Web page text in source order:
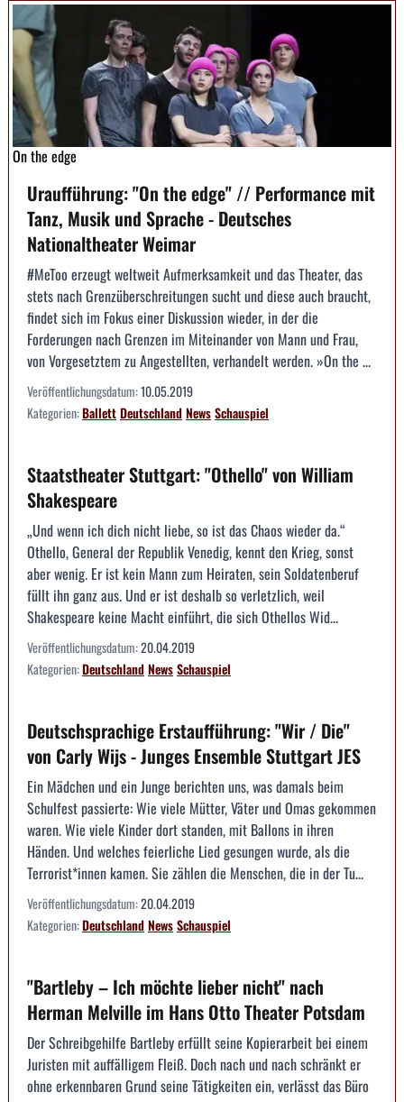
On the edge
Uraufführung: "On the edge" // Performance mit
Tanz, Musik und Sprache - Deutsches
Nationaltheater Weimar
#MeToo erzeugt weltweit Aufmerksamkeit und das Theater, das
stets nach Grenzüberschreitungen sucht und diese auch braucht,
findet sich im Fokus einer Diskussion wieder, in der die
Forderungen nach Grenzen im Miteinander von Mann und Frau,
von Vorgesetztem zu Angestellten, verhandelt werden. »On the ...
Veröffentlichungsdatum:10.05.2019
Kategorien:BallettDeutschlandNewsSchauspiel
Staatstheater Stuttgart: "Othello" von William
Shakespeare
„Und wenn ich dich nicht liebe, so ist das Chaos wieder da.“
Othello, General der Republik Venedig, kennt den Krieg, sonst
aber wenig. Er ist kein Mann zum Heiraten, sein Soldatenberuf
füllt ihn ganz aus. Und er ist deshalb so verletzlich, weil
Shakespeare keine Macht einführt, die sich Othellos Wid...
Veröffentlichungsdatum:20.04.2019
Kategorien:DeutschlandNewsSchauspiel
Deutschsprachige Erstaufführung: "Wir / Die"
von Carly Wijs - Junges Ensemble Stuttgart JES
Ein Mädchen und ein Junge berichten uns, was damals beim
Schulfest passierte: Wie viele Mütter, Väter und Omas gekommen
waren. Wie viele Kinder dort standen, mit Ballons in ihren
Händen. Und welches feierliche Lied gesungen wurde, als die
Terrorist*innen kamen. Sie zählen die Menschen, die in der Tu...
Veröffentlichungsdatum:20.04.2019
Kategorien:DeutschlandNewsSchauspiel
"Bartleby – Ich möchte lieber nicht" nach
Herman Melville im Hans Otto Theater Potsdam
Der Schreibgehilfe Bartleby erfüllt seine Kopierarbeit bei einem
Juristen mit auffälligem Fleiß. Doch nach und nach schränkt er
ohne erkennbaren Grund seine Tätigkeiten ein, verlässt das Büro